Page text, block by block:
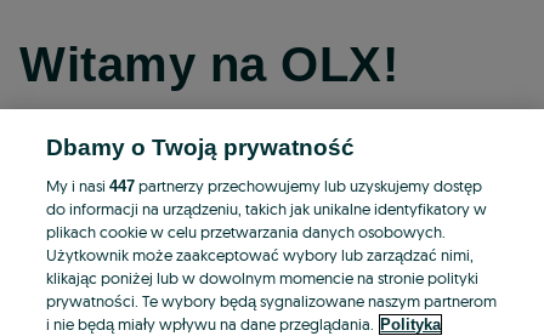
Witamy na OLX!
Kontynuuj przez Facebooka
Kontynuuj przez konto Apple
Kontynuuj przez konto Google
Dbamy o Twoją prywatność
My i nasi447 partnerzy przechowujemy lub uzyskujemy dostęp
do informacji na urządzeniu, takich jak unikalne identyfikatory w
plikach cookie w celu przetwarzania danych osobowych.
Użytkownik może zaakceptować wybory lub zarządzać nimi,
klikając poniżej lub w dowolnym momencie na stronie polityki
prywatności. Te wybory będą sygnalizowane naszym partnerom
i nie będą miały wpływu na dane przeglądania.
Polityka